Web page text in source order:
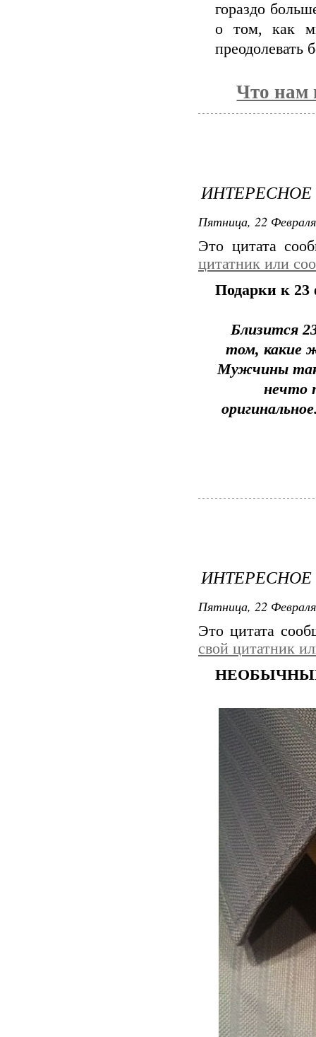
гораздо
о том, как
преодолевать
Что нам
ИНТЕРЕСНОЕ
Пятница, 22
Это цитата
цитатник или
Подарки к 23
Близится
том, какие
Мужчины
нечто
ИНТЕРЕСНОЕ
Пятница, 22
Это цитата
свой цитатник